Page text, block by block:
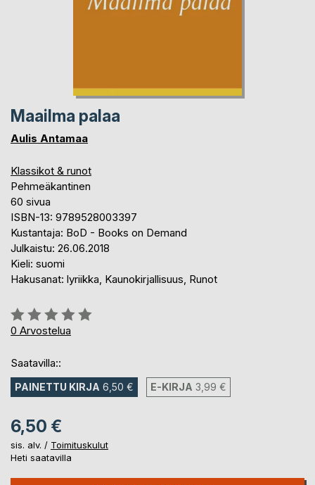
Maailma palaa
Aulis Antamaa
Klassikot & runot
Pehmeäkantinen
60 sivua
ISBN-13: 9789528003397
Kustantaja: BoD - Books on Demand
Julkaistu: 26.06.2018
Kieli: suomi
Hakusanat: lyriikka, Kaunokirjallisuus, Runot
Arvostelu::
0%
0 Arvostelua
Saatavilla::
PAINETTU KIRJA 6,50 € E-KIRJA 3,99 €
6,50 €
sis. alv. / Toimituskulut
Heti saatavilla